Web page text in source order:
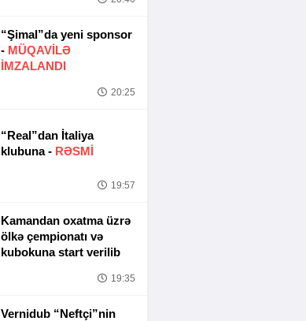
“Şimal”da yeni sponsor
- MÜQAVİLƏ
İMZALANDI
20:25
“Real”dan İtaliya
klubuna - RƏSMİ
19:57
Kamandan oxatma üzrə
ölkə çempionatı və
kubokuna start verilib
19:35
Vernidub “Neftçi”nin